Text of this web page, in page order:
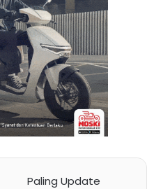
Paling Update